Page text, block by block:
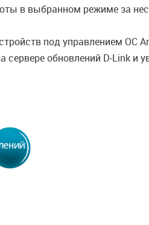
в выбранном режиме за
под управлением ОС
обновлений D-Link и